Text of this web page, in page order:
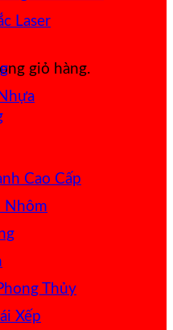
giỏ hàng.
Laser
Cao Cấp
Nhôm
Thủy
Xếp